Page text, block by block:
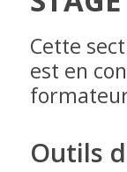
Cette
est en
Outils